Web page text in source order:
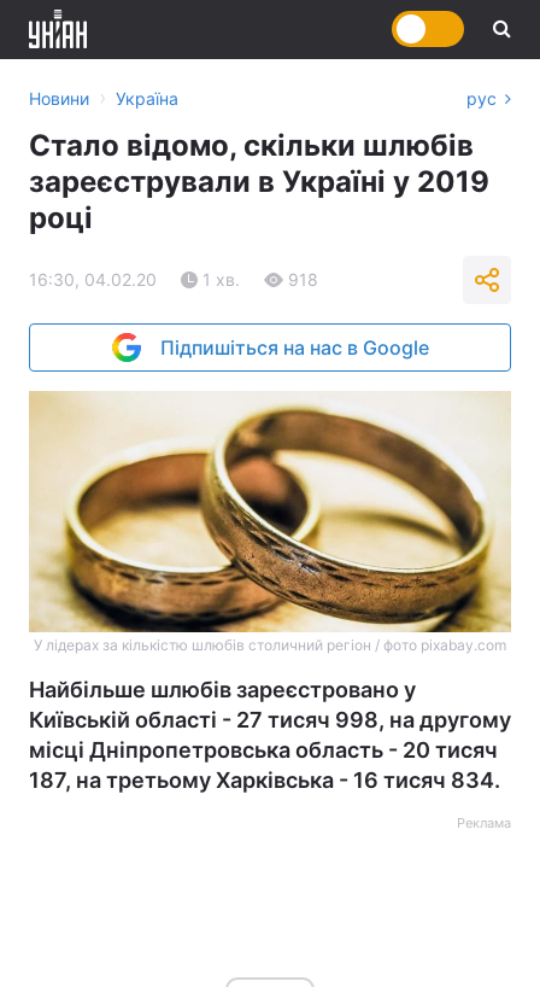
Новини › Україна рус
Стало відомо, скільки шлюбів
зареєстрували в Україні у 2019
році
16:30, 04.02.20 1 хв. 918
Підпишіться на нас в Google
У лідерах за кількістю шлюбів столичний регіон / фото pixabay.com
Найбільше шлюбів зареєстровано у
Київській області - 27 тисяч 998, на другому
місці Дніпропетровська область - 20 тисяч
187, на третьому Харківська - 16 тисяч 834.
Реклама